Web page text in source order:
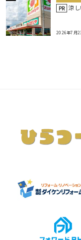
PR 涼
2026年7月